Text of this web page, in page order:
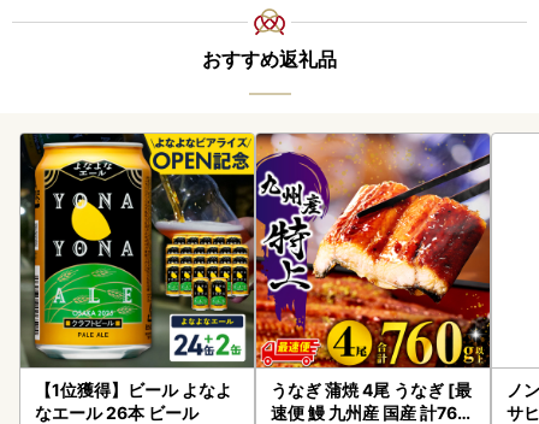
おすすめ返礼品
【1位獲得】ビール よなよ
なエール 26本 ビール
うなぎ 蒲焼 4尾 うなぎ [最
速便 鰻 九州産 国産 計760
ノ
サ